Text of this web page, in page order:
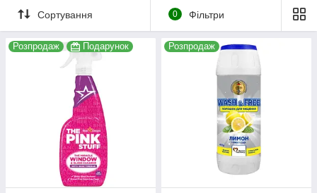
Сортування 0 Фільтри
Розпродаж Подарунок Розпродаж